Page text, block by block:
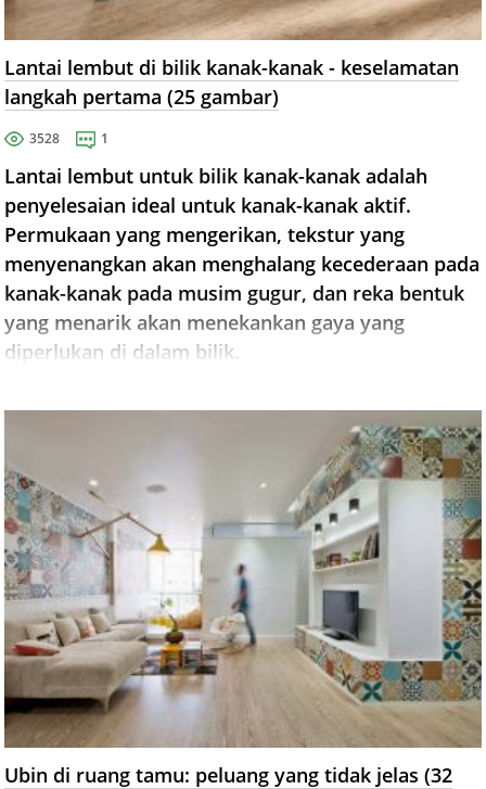
Lantai lembut di bilik kanak-kanak - keselamatan
langkah pertama (25 gambar)
3528 1
Lantai lembut untuk bilik kanak-kanak adalah
penyelesaian ideal untuk kanak-kanak aktif.
Permukaan yang mengerikan, tekstur yang
menyenangkan akan menghalang kecederaan pada
kanak-kanak pada musim gugur, dan reka bentuk
yang menarik akan menekankan gaya yang
diperlukan di dalam bilik.
Ubin di ruang tamu: peluang yang tidak jelas (32